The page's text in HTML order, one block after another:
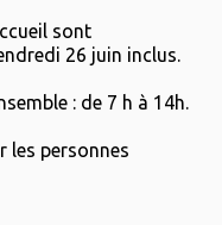
sont
26 juin inclus.
: de 7 h à 14h.
les personnes